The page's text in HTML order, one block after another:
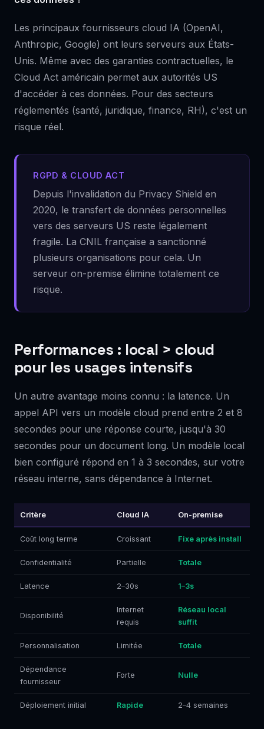
Les principaux fournisseurs cloud IA (OpenAI,
Anthropic, Google) ont leurs serveurs aux États-
Unis. Même avec des garanties contractuelles, le
Cloud Act américain permet aux autorités US
d'accéder à ces données. Pour des secteurs
réglementés (santé, juridique, finance, RH), c'est un
risque réel.
RGPD & CLOUD ACT
Depuis l'invalidation du Privacy Shield en
2020, le transfert de données personnelles
vers des serveurs US reste légalement
fragile. La CNIL française a sanctionné
plusieurs organisations pour cela. Un
serveur on-premise élimine totalement ce
risque.
Performances : local > cloud
pour les usages intensifs
Un autre avantage moins connu : la latence. Un
appel API vers un modèle cloud prend entre 2 et 8
secondes pour une réponse courte, jusqu'à 30
secondes pour un document long. Un modèle local
bien configuré répond en 1 à 3 secondes, sur votre
réseau interne, sans dépendance à Internet.
Critère Cloud IA On-premise
Coût long terme Croissant Fixe après install
Confidentialité Partielle Totale
Latence 2–30s 1–3s
Disponibilité
Internet
requis
Réseau local
suffit
Personnalisation Limitée Totale
Dépendance
fournisseur
Forte Nulle
Déploiement initial Rapide 2–4 semaines